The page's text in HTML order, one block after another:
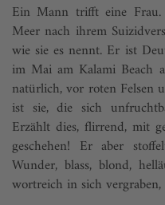
Ein Mann trifft eine
Meer nach ihrem
wie sie es nennt. Er ist
im Mai am Kalami Beach
natür­lich, vor roten Felsen
ist sie, die sich
Erzählt dies, flirrend, mit
geschehen! Er aber
Wunder, blass, blond,
wortreich in sich